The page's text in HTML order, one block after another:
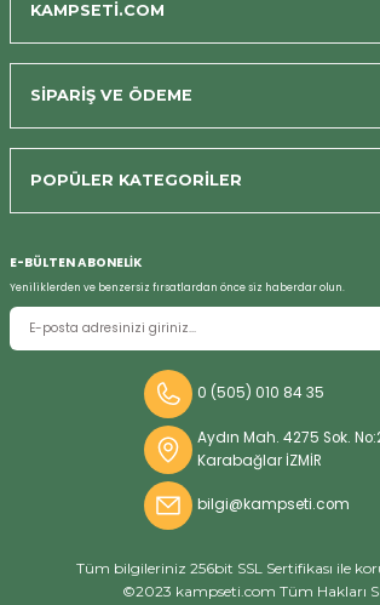
KAMPSETİ.COM
SİPARİŞ VE ÖDEME
POPÜLER KATEGORİLER
E-BÜLTEN ABONELİK
Yeniliklerden ve benzersiz fırsatlardan önce siz haberdar olun.
0 (505) 010 84 35
Aydın Mah. 4275 Sok.
Karabağlar İZMİR
bilgi@kampseti.com
Tüm bilgileriniz 256bit SSL Sertifikası ile
©2023 kampseti.com Tüm Hakları
Bizi Arayın